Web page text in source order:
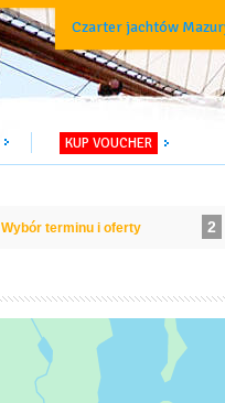
Czarter jachtów
KUP VOUCHER
Wybór terminu i oferty 2